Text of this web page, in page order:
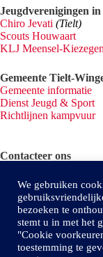
Jeugdverenigingen
Chiro Jevati (Tielt)
Scouts Houwaart
KLJ Meensel-
Gemeente Tielt-
Gemeente informatie
Dienst Jeugd & Sport
Richtlijnen kampvuur
Contacteer ons
Adres:
Email
We gebruiken
bezoeken te
stemt u in met het
"Cookie
toestemming te